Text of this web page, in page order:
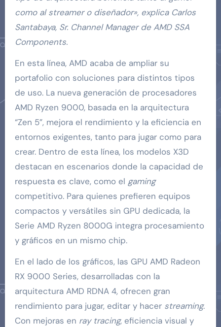
como al streamer o diseñador», explica Carlos
Santabaya, Sr. Channel Manager de AMD SSA
Components.
En esta línea, AMD acaba de ampliar su
portafolio con soluciones para distintos tipos
de uso. La nueva generación de procesadores
AMD Ryzen 9000, basada en la arquitectura
“Zen 5”, mejora el rendimiento y la eficiencia en
entornos exigentes, tanto para jugar como para
crear. Dentro de esta línea, los modelos X3D
destacan en escenarios donde la capacidad de
respuesta es clave, como el gaming
competitivo. Para quienes prefieren equipos
compactos y versátiles sin GPU dedicada, la
Serie AMD Ryzen 8000G integra procesamiento
y gráficos en un mismo chip.
En el lado de los gráficos, las GPU AMD Radeon
RX 9000 Series, desarrolladas con la
arquitectura AMD RDNA 4, ofrecen gran
rendimiento para jugar, editar y hacer streaming.
Con mejoras en ray tracing, eficiencia visual y